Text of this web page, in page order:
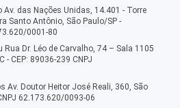
Av. das Nações Unidas, 14.401 - Torre
Santo Antônio, São Paulo/SP -
0001-80
Rua Dr. Léo de Carvalho, 74 – Sala 1105
- CEP: 89036-239 CNPJ
Av. Doutor Heitor José Reali, 360, São
62.173.620/0093-06